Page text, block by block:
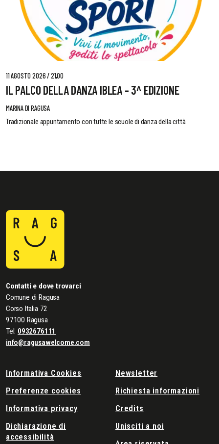
11 AGOSTO 2026 / 21,00
IL PALCO DELLA DANZA IBLEA - 3^ EDIZIONE
MARINA DI RAGUSA
Tradizionale appuntamento con tutte le scuole di danza della città.
Contatti e dove trovarci
Comune di Ragusa
Corso Italia 72
97100 Ragusa
Tel: 0932676111
info@ragusawelcome.com
Informativa Cookies
Preferenze cookies
Informativa privacy
Dichiarazione di
accessibilità
Newsletter
Richiesta informazioni
Credits
Unisciti a noi